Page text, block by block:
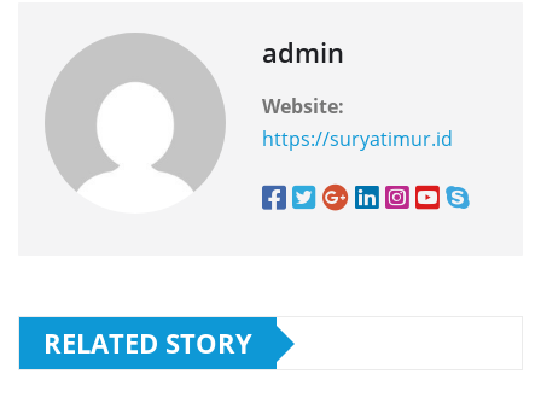
admin
Website:
https://suryatimur.id
RELATED STORY